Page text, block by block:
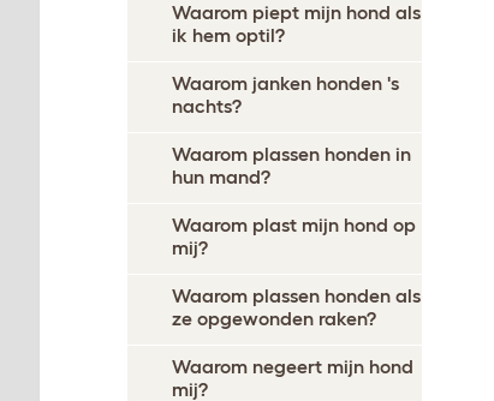
Waarom piept mijn hond als
ik hem optil?
Waarom janken honden 's
nachts?
Waarom plassen honden in
hun mand?
Waarom plast mijn hond op
mij?
Waarom plassen honden als
ze opgewonden raken?
Waarom negeert mijn hond
mij?